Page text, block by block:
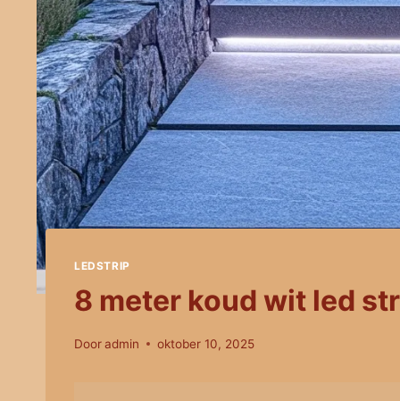
LEDSTRIP
8 meter koud wit led
Dooradmin oktober 10, 2025